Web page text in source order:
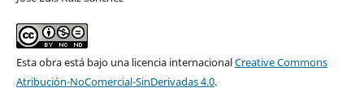
Esta obra está bajo una licencia internacionalCreative Commons
Atribución-NoComercial-SinDerivadas 4.0.